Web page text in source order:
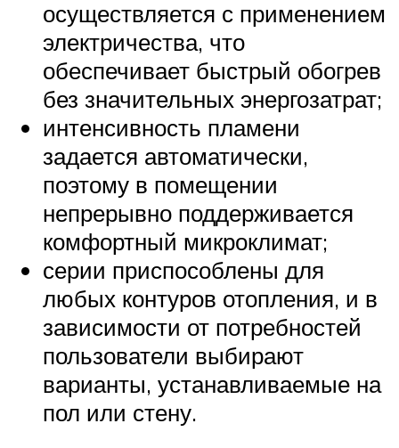
осуществляется с применением
электричества, что
обеспечивает быстрый обогрев
без значительных энергозатрат;
интенсивность пламени
задается автоматически,
поэтому в помещении
непрерывно поддерживается
комфортный микроклимат;
серии приспособлены для
любых контуров отопления, и в
зависимости от потребностей
пользователи выбирают
варианты, устанавливаемые на
пол или стену.